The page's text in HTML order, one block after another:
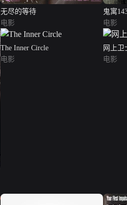
无尽的等待
电影
鬼寓
电影
The Inner Circle
电影
网上卫
电影